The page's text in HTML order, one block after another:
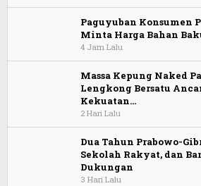
Paguyuban Konsumen
Minta Harga Bahan
4 Jam Lalu
Massa Kepung Naked
Lengkong Bersatu
Kekuatan…
2 Hari Lalu
Dua Tahun Prabowo-
Sekolah Rakyat, dan
Dukungan
3 Hari Lalu